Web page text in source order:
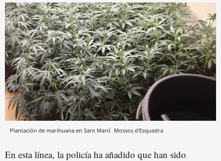
Plantación de marihuana en Sant Martí Mossos d'Esquadra
En esta línea, la policía ha añadido que han sido